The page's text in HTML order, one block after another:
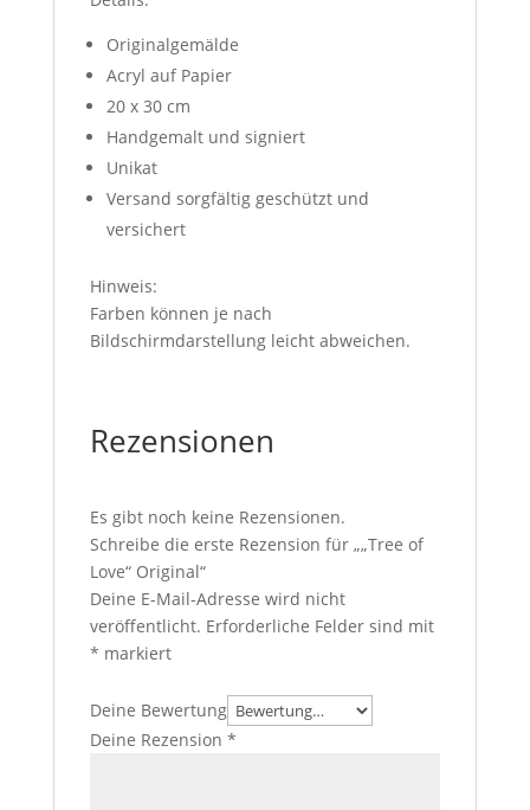
Originalgemälde
Acryl auf Papier
20 x 30 cm
Handgemalt und signiert
Unikat
Versand sorgfältig geschützt und
versichert
Hinweis:
Farben können je nach
Bildschirmdarstellung leicht abweichen.
Rezensionen
Es gibt noch keine Rezensionen.
Schreibe die erste Rezension für „„Tree of
Love“ Original“
Deine E-Mail-Adresse wird nicht
veröffentlicht. Erforderliche Felder sind mit
* markiert
Deine Bewertung
Deine Rezension *